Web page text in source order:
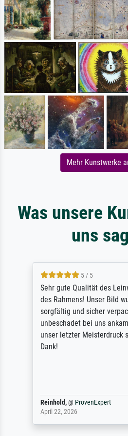
Mehr Kunstwerke
Was unsere
uns
5 / 5
Sehr gute Qualität des
des Rahmens! Unser Bild
sorgfältig und sicher
unbeschadet bei uns
unser letzter Meisterdruck
Dank!
Reinhold,@ ProvenExpert
April 22, 2026